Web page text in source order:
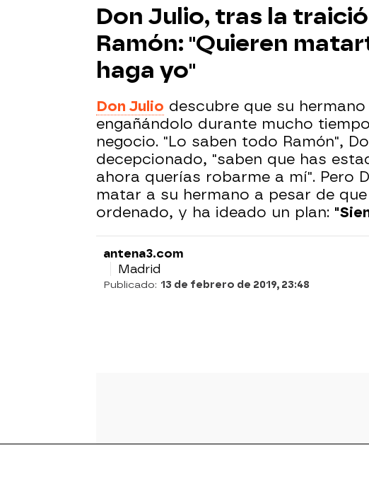
Don Julio, tras la
Ramón: "Quieren
haga yo"
Don Julio descubre que su
engañándolo durante mucho
negocio. "Lo saben todo Ramón",
decepcionado, "saben que has
ahora querías robarme a mí". Pero
matar a su hermano a pesar de
ordenado, y ha ideado un plan:
antena3.com
Madrid
Publicado: 13 de febrero de 2019, 23:48